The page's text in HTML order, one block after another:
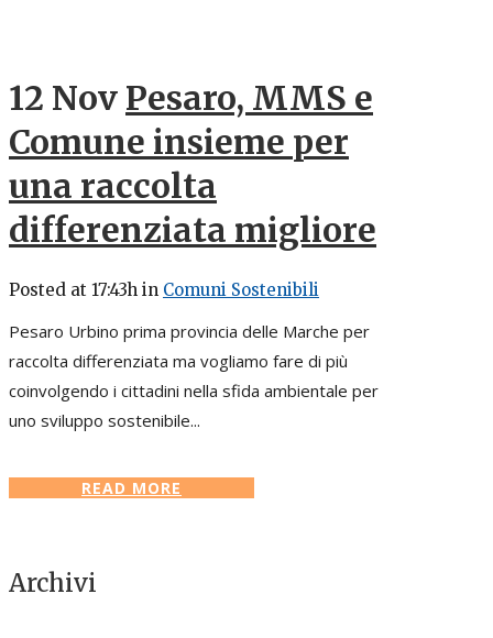
12 Nov Pesaro, MMS e
Comune insieme per
una raccolta
differenziata migliore
Posted at 17:43h in Comuni Sostenibili
Pesaro Urbino prima provincia delle Marche per
raccolta differenziata ma vogliamo fare di più
coinvolgendo i cittadini nella sfida ambientale per
uno sviluppo sostenibile...
READ MORE
Archivi